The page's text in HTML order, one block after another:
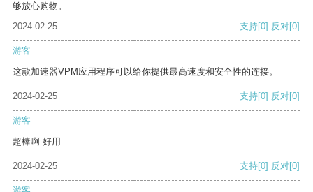
够放心购物。
2024-02-25
支持[0] 反对[0]
游客
这款加速器VPM应用程序可以给你提供最高速度和安全性的连接。
2024-02-25 支持[0] 反对[0]
游客
超棒啊 好用
2024-02-25 支持[0] 反对[0]